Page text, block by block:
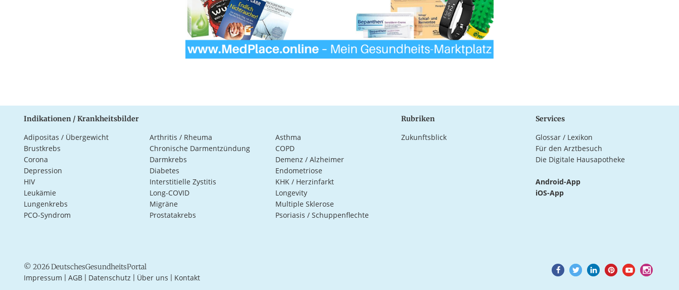
Indikationen / Krankheitsbilder
Adipositas / Übergewicht Arthritis / Rheuma
Asthma
Brustkrebs
Chronische Darmentzündung
COPD
Corona
Darmkrebs
Demenz / Alzheimer
Depression
Diabetes
Endometriose
HIV
Interstitielle Zystitis
KHK / Herzinfarkt
Leukämie
Long-COVID
Longevity
Lungenkrebs
Migräne
Multiple Sklerose
PCO-Syndrom
Prostatakrebs Psoriasis / Schuppenflechte
Rubriken
Zukunftsblick
Services
Glossar / Lexikon
Für den Arztbesuch
Die Digitale Hausapotheke
Android-App
iOS-App
© 2026 DeutschesGesundheitsPortal
Impressum AGB Datenschutz Über uns Kontakt